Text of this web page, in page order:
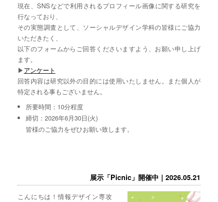
現在、SNSなどで利用されるプロフィール画像に関する研究を
行なっており、
その実態調査として、ソーシャルデザイン学科の皆様にご協力
いただきたく、
以下のフォームからご回答くださいますよう、お願い申し上げ
ます。
▶︎アンケート
回答内容は研究以外の目的には使用いたしません。また個人が
特定される事もございません。
所要時間：10分程度
締切：2026年6月30日(火)
皆様のご協力をぜひお願い致します。
展示「Picnic」開催中｜2026.05.21
こんにちは！情報デザイン専攻